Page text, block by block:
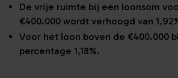
De vrije ruimte bij een loonsom
€400.000 wordt verhoogd van
Voor het loon boven de €400.000
percentage 1,18%.